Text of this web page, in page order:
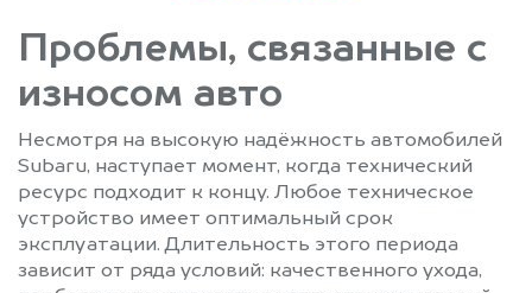
Проблемы, связанные с
износом авто
Несмотря на высокую надёжность автомобилей
Subaru, наступает момент, когда технический
ресурс подходит к концу. Любое техническое
устройство имеет оптимальный срок
эксплуатации. Длительность этого периода
зависит от ряда условий: качественного ухода,